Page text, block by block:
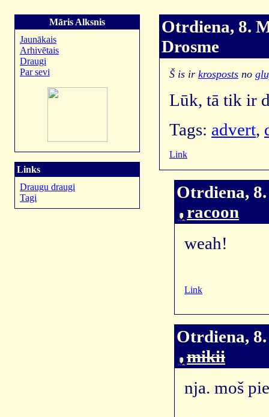
Māris Alksnis
Jaunākais
Arhivētais
Draugi
Par sevi
Links
Draugu draugi
Tagi
Otrdiena, 8.
Drosme
Š is ir krosposts no
Lūk, tā tik ir
Tags: advert,
Link
Otrdiena,
racoon
weah!
Link
Otrdiena,
mikii
nja. moš